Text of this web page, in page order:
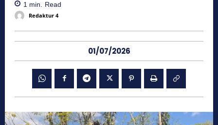
1 min. Read
Redaktur 4
01/07/2026